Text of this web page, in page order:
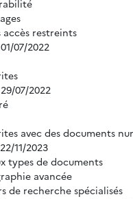
accès restreints
07/2022
07/2022
avec des documents
11/2023
types de documents
avancée
de recherche spécialisés